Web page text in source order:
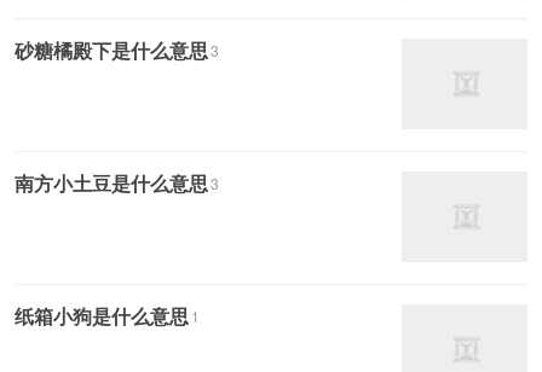
砂糖橘殿下是什么意思3
南方小土豆是什么意思3
纸箱小狗是什么意思1